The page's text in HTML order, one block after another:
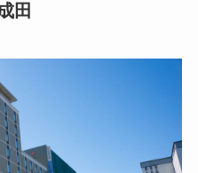
田